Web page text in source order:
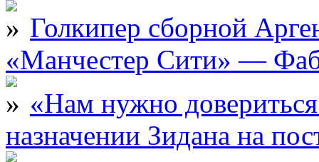
Голкипер сборной
«Манчестер Сити» —
«Нам нужно
назначении Зидана на